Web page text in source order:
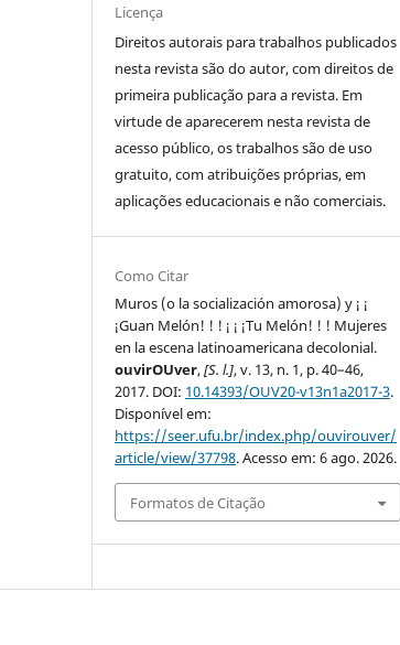
Licença
Direitos autorais para trabalhos publicados
nesta revista são do autor, com direitos de
primeira publicação para a revista. Em
virtude de aparecerem nesta revista de
acesso público, os trabalhos são de uso
gratuito, com atribuições próprias, em
aplicações educacionais e não comerciais.
Como Citar
Muros (o la socialización amorosa) y ¡ ¡
¡Guan Melón! ! ! ¡ ¡ ¡Tu Melón! ! ! Mujeres
en la escena latinoamericana decolonial.
ouvirOUver,[S. l.], v. 13, n. 1, p. 40–46,
2017. DOI: 10.14393/OUV20-v13n1a2017-3.
Disponível em:
https://seer.ufu.br/index.php/ouvirouver/
article/view/37798. Acesso em: 6 ago. 2026.
Formatos de Citação